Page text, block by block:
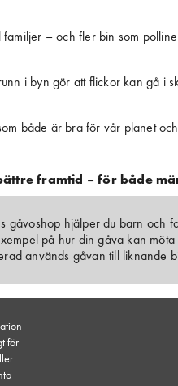
– och fler bin som
i byn gör att flickor kan gå i
både är bra för vår planet
framtid – för både
gåvoshop hjälper du barn och
på hur din gåva kan
används gåvan till liknande
för